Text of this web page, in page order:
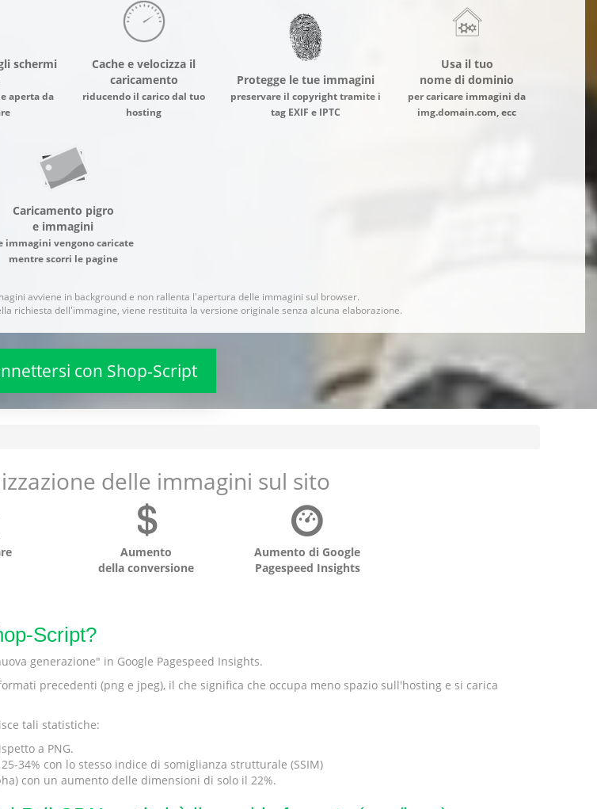
schermi
aperta da
Cache e velocizza il
caricamento
riducendo il carico dal tuo
hosting
Protegge le tue immagini
preservare il copyright tramite i
tag EXIF e IPTC
Usa il tuo
nome di dominio
per caricare immagini da
img.domain.com, ecc
Caricamento pigro
e immagini
immagini vengono caricate
mentre scorri le pagine
avviene in background e non rallenta l'apertura delle immagini sul browser.
richiesta dell'immagine, viene restituita la versione originale senza alcuna elaborazione.
con Shop-Script
delle immagini sul sito
Aumento
della conversione
Aumento di Google
Pagespeed Insights
Script?
generazione" in Google Pagespeed Insights.
precedenti (png e jpeg), il che significa che occupa meno spazio sull'hosting e si carica
tali statistiche:
a PNG.
34% con lo stesso indice di somiglianza strutturale (SSIM)
con un aumento delle dimensioni di solo il 22%.